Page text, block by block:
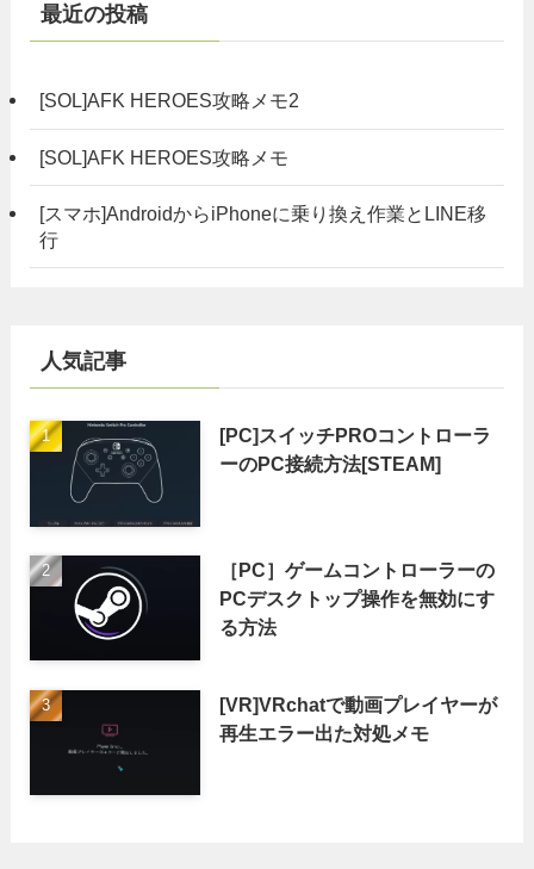
最近の投稿
[SOL]AFK HEROES攻略メモ2
[SOL]AFK HEROES攻略メモ
[スマホ]AndroidからiPhoneに乗り換え作業とLINE移
行
人気記事
[PC]スイッチPROコントローラ
ーのPC接続方法[STEAM]
［PC］ゲームコントローラーの
PCデスクトップ操作を無効にす
る方法
[VR]VRchatで動画プレイヤーが
再生エラー出た対処メモ